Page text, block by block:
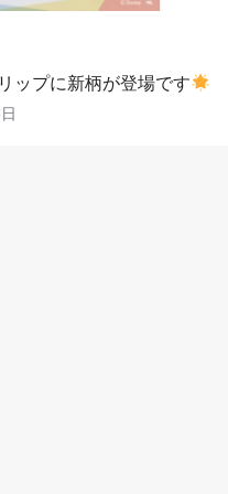
ップに新柄が登場です